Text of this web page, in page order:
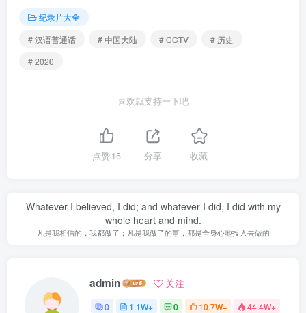
纪录片大全
# 汉语普通话
# 中国大陆 # CCTV
# 历史
# 2020
喜欢就支持一下吧
点赞15 分享 收藏
Whatever I believed, I did; and whatever I did, I did with my
whole heart and mind.
凡是我相信的，我都做了；凡是我做了的事，都是全身心地投入去做的
admin 关注
0 1.1W+ 0 10.7W+ 44.4W+